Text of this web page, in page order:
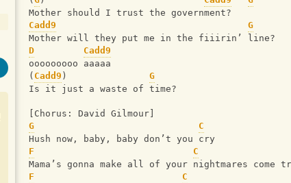
Mother should I trust the government?
Cadd9
G
Mother will they put me in the fiiirin’ line?
D
Cadd9
ooooooooo aaaaa
( Cadd9 ) G
Is it just a waste of time?
[Chorus: David Gilmour]
G
C
Hush now, baby, baby don’t you cry
F
C
Mama’s gonna make all of your nightmares come
F
C